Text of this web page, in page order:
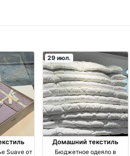
Suave от
29 июл.
Домашний текстиль
Бюджетное одеяло в